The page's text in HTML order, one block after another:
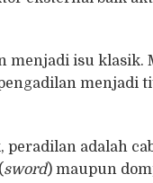
menjadi isu klasik.
menjadi
adalah
sword) maupun